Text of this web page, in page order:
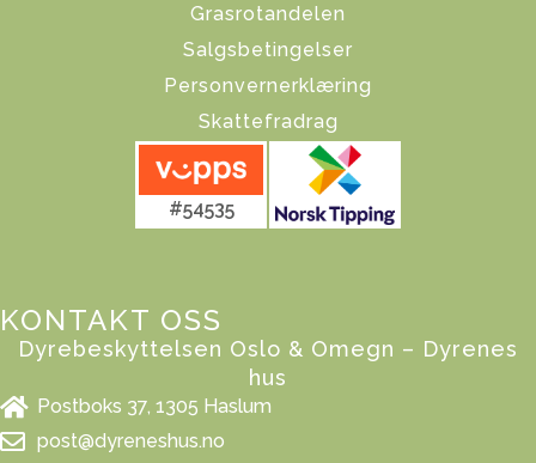
Grasrotandelen
Salgsbetingelser
Personvernerklæring
Skattefradrag
#54535
KONTAKT OSS
Dyrebeskyttelsen Oslo & Omegn – Dyrenes
hus
Postboks 37, 1305 Haslum
post@dyreneshus.no